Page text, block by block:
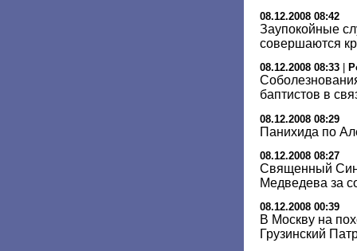
08.12.2008 08:42
Заупокойные
совершаются
08.12.2008 08:33
баптистов в
08.12.2008 08:29
Панихида по
08.12.2008 08:27
Священный
Медведева за
08.12.2008 00:39
В Москву на
Грузинский